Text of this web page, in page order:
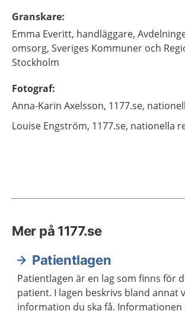
Granskare:
Emma Everitt, handläggare,
omsorg, Sveriges Kommuner och
Stockholm
Fotograf:
Anna-Karin Axelsson, 1177.se,
Louise Engström, 1177.se, nationella
Mer på 1177.se
Patientlagen
Patientlagen är en lag som finns för
patient. I lagen beskrivs bland annat
information du ska få. Informationen